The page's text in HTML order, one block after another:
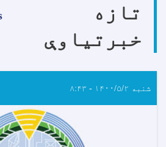
تازه
خبرتیاوې
شنبه ۱۴۰۰/۵/۲ - ۸:۴۳